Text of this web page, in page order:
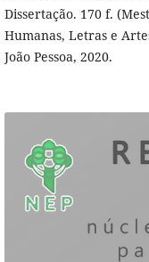
Dissertação. 170 f.
Humanas, Letras e
João Pessoa, 2020.